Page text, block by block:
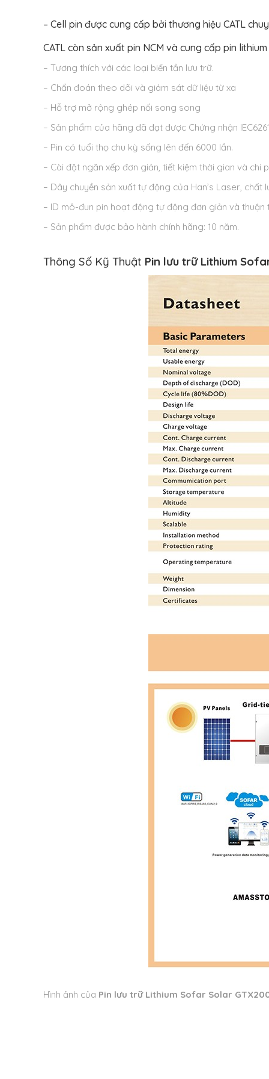
– Cell pin được cung cấp bởi thương hiệu CATL
CATL còn sản xuất pin NCM và cung cấp pin
– Tương thích với các loại biến tần lưu trữ.
– Chẩn đoán theo dõi và giám sát dữ liệu từ xa
– Hỗ trợ mở rộng ghép nối song song
– Sản phẩm của hãng đã đạt được Chứng nhận
– Pin có tuổi thọ chu kỳ sống lên đến 6000 lần.
– Cài đặt ngăn xếp đơn giản, tiết kiệm thời gian và chi
– Dây chuyền sản xuất tự động của Han’s Laser,
– ID mô-đun pin hoạt động tự động đơn giản và thuận
– Sản phẩm được bảo hành chính hãng: 10 năm.
Thông Số Kỹ Thuật Pin lưu trữ Lithium
Hình ảnh của Pin lưu trữ Lithium Sofar Solar